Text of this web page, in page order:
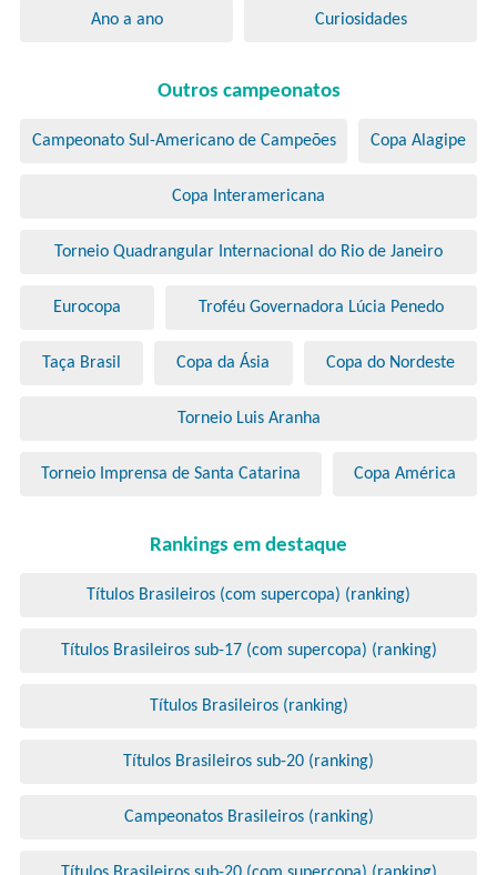
Ano a ano Curiosidades
Outros campeonatos
Campeonato Sul-Americano de Campeões Copa Alagipe
Copa Interamericana
Torneio Quadrangular Internacional do Rio de Janeiro
Eurocopa Troféu Governadora Lúcia Penedo
Taça Brasil Copa da Ásia Copa do Nordeste
Torneio Luis Aranha
Torneio Imprensa de Santa Catarina Copa América
Rankings em destaque
Títulos Brasileiros (com supercopa) (ranking)
Títulos Brasileiros sub-17 (com supercopa) (ranking)
Títulos Brasileiros (ranking)
Títulos Brasileiros sub-20 (ranking)
Campeonatos Brasileiros (ranking)